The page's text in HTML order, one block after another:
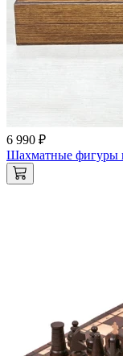
6 990 ₽
Шахматные фигуры